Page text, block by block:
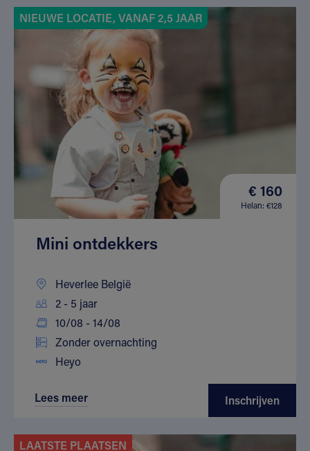
NIEUWE LOCATIE, VANAF 2,5 JAAR
€ 160
Helan: €128
Mini ontdekkers
Heverlee België
2 - 5 jaar
10/08 - 14/08
Zonder overnachting
Heyo
Lees meer Inschrijven
LAATSTE PLAATSEN